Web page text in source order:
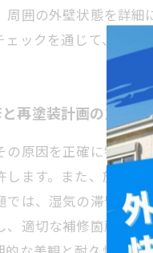
周囲の外壁状態を詳
ックを通じて、適切
再塗装計画の立て方
原因を正確に特定
ます。また、施工不
では、湿気の滞留や
、適切な補修箇所の